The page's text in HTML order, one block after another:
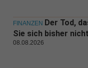
FINANZEN Der Tod,
Sie sich bisher
08.08.2026